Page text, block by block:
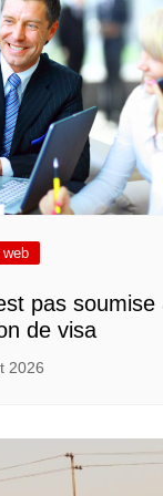
pas soumise
de visa
2026